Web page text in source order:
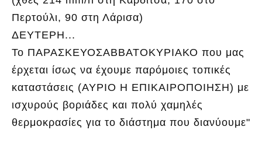
Περτούλι, 90 στη Λάρισα)
ΔΕΥΤΕΡΗ...
Το ΠΑΡΑΣΚΕΥΟΣΑΒΒΑΤΟΚΥΡΙΑΚΟ που μας
έρχεται ίσως να έχουμε παρόμοιες τοπικές
καταστάσεις (ΑΥΡΙΟ Η ΕΠΙΚΑΙΡΟΠΟΙΗΣΗ) με
ισχυρούς βοριάδες και πολύ χαμηλές
θερμοκρασίες για το διάστημα που διανύουμε"